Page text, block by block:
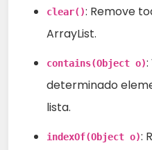
clear(): Remove
ArrayList.
contains(Object o)
determinado
lista.
indexOf(Object o):